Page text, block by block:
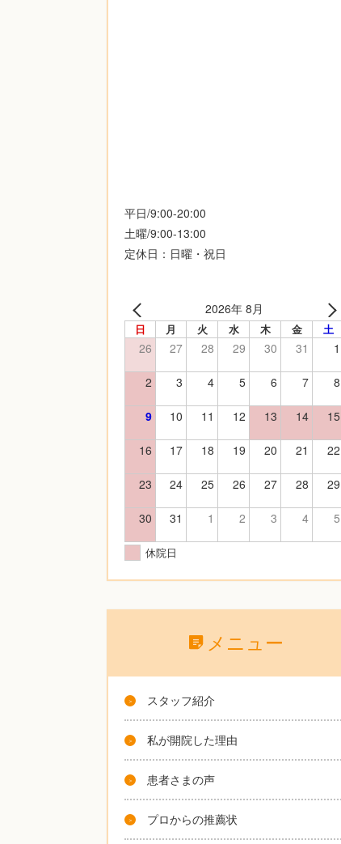
平日/9:00-20:00
土曜/9:00-13:00
定休日：日曜・祝日
2026年 8月
日 月 火 水 木 金 土
26 27 28 29 30 31 1
2 3 4 5 6 7 8
9 10 11 12 13 14 15
16 17 18 19 20 21 22
23 24 25 26 27 28 29
30 31 1 2 3 4 5
休院日
メニュー
スタッフ紹介
私が開院した理由
患者さまの声
プロからの推薦状